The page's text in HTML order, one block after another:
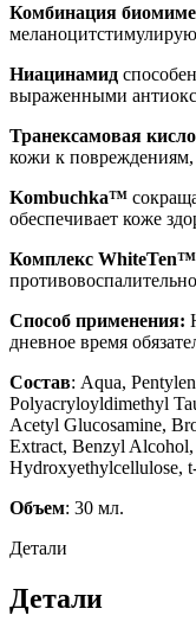
Комбинация
Ниацинамид
выраженными
Транексамовая
кожи к повреждениям,
Kombuchka™
обеспечивает коже
Комплекс WhiteTen™
Способ применения:
дневное время
Состав: Aqua,
Polyacryloyldimethyl
Acetyl Glucosamine,
Extract, Benzyl Alcohol,
Hydroxyethylcellulose,
Объем: 30 мл.
Детали
Детали